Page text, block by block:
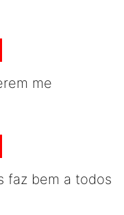
me
faz bem a todos